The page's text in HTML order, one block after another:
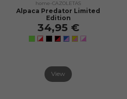
home-CAZOLETAS
Alpaca Predator Limited
Edition
34,95 €
View